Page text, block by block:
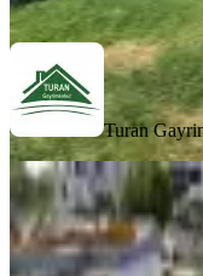
Ara
Turan
EŞYALI
Zeki